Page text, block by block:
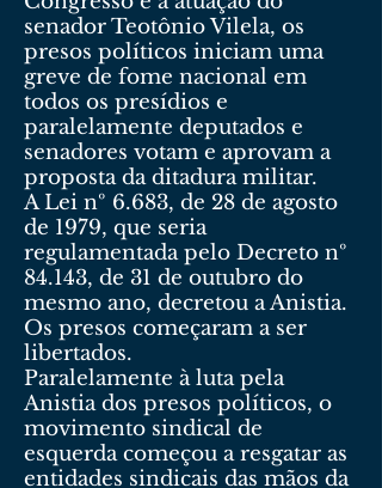
senador Teotônio Vilela, os
presos políticos iniciam uma
greve de fome nacional em
todos os presídios e
paralelamente deputados e
senadores votam e aprovam a
proposta da ditadura militar.
A Lei nº 6.683, de 28 de agosto
de 1979, que seria
regulamentada pelo Decreto nº
84.143, de 31 de outubro do
mesmo ano, decretou a Anistia.
Os presos começaram a ser
libertados.
Paralelamente à luta pela
Anistia dos presos políticos, o
movimento sindical de
esquerda começou a resgatar as
entidades sindicais das mãos da